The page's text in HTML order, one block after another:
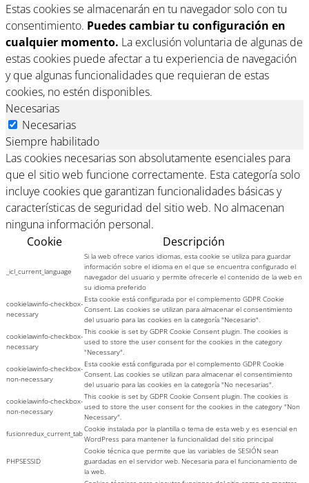
Estas cookies se almacenarán en tu navegador solo con tu
consentimiento. Puedes cambiar tu configuración en
cualquier momento. La exclusión voluntaria de algunas de
estas cookies puede afectar a tu experiencia de navegación
y que algunas funcionalidades que requieran de estas
cookies, no estén disponibles.
Necesarias
Necesarias
Siempre habilitado
Las cookies necesarias son absolutamente esenciales para
que el sitio web funcione correctamente. Esta categoría solo
incluye cookies que garantizan funcionalidades básicas y
características de seguridad del sitio web. No almacenan
ninguna información personal.
Cookie
Descripción
_icl_current_language
Si la web ofrece varios idiomas, esta cookie se utiliza para guardar
información sobre el idioma en el que se encuentra configurado el
navegador del usuario y permite ofrecerle el contenido de la web en
su idioma preferido
cookielawinfo-checkbox-
necessary
Esta cookie está configurada por el complemento GDPR Cookie
Consent. Las cookies se utilizan para almacenar el consentimiento
del usuario para las cookies en la categoría "Necesario".
cookielawinfo-checkbox-
necessary
This cookie is set by GDPR Cookie Consent plugin. The cookies is
used to store the user consent for the cookies in the category
"Necessary".
cookielawinfo-checkbox-
non-necessary
Esta cookie está configurada por el complemento GDPR Cookie
Consent. Las cookies se utilizan para almacenar el consentimiento
del usuario para las cookies en la categoría "No necesarias".
cookielawinfo-checkbox-
non-necessary
This cookie is set by GDPR Cookie Consent plugin. The cookies is
used to store the user consent for the cookies in the category "Non
Necessary".
fusionredux_current_tabCookie instalada por la plantilla o tema de esta web y es esencial en
WordPress para mantener la funcionalidad del sitio principal
PHPSESSID
Cookie técnica que permite que las variables de SESIÓN sean
guardadas en el servidor web. Necesaria para el funcionamiento de
la web.